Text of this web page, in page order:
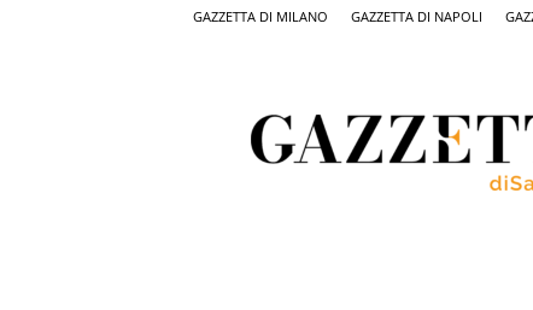
GAZZETTA DI MILANO GAZZETTA DI NAPOLI
Salerno,
il
quotidiano